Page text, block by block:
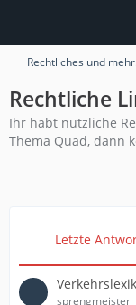
Rechtliches und
Rechtliche
Ihr habt nützliche
Thema Quad, dann
Letzte
sprengmeister